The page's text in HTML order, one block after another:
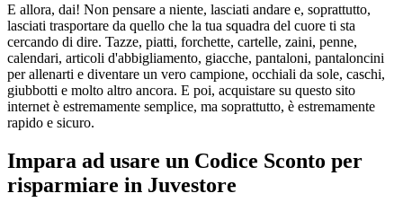
E allora, dai! Non pensare a niente, lasciati andare e, soprattutto,
lasciati trasportare da quello che la tua squadra del cuore ti sta
cercando di dire. Tazze, piatti, forchette, cartelle, zaini, penne,
calendari, articoli d'abbigliamento, giacche, pantaloni, pantaloncini
per allenarti e diventare un vero campione, occhiali da sole, caschi,
giubbotti e molto altro ancora. E poi, acquistare su questo sito
internet è estremamente semplice, ma soprattutto, è estremamente
rapido e sicuro.
Impara ad usare un Codice Sconto per
risparmiare in Juvestore